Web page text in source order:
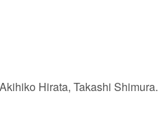
Hirata, Takashi Shimura.